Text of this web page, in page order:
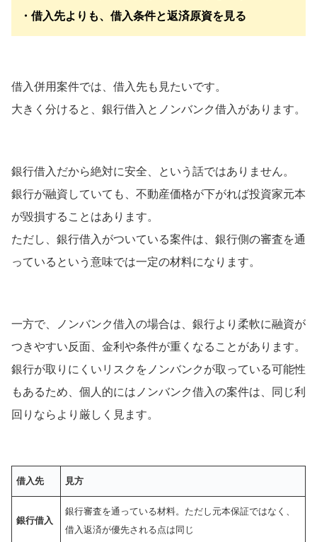
・借入先よりも、借入条件と返済原資を見る
借入併用案件では、借入先も見たいです。
大きく分けると、銀行借入とノンバンク借入があります。
銀行借入だから絶対に安全、という話ではありません。
銀行が融資していても、不動産価格が下がれば投資家元本
が毀損することはあります。
ただし、銀行借入がついている案件は、銀行側の審査を通
っているという意味では一定の材料になります。
一方で、ノンバンク借入の場合は、銀行より柔軟に融資が
つきやすい反面、金利や条件が重くなることがあります。
銀行が取りにくいリスクをノンバンクが取っている可能性
もあるため、個人的にはノンバンク借入の案件は、同じ利
回りならより厳しく見ます。
借入先 見方
銀行借入
銀行審査を通っている材料。ただし元本保証ではなく、
借入返済が優先される点は同じ